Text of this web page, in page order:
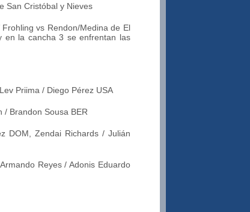
San Cristóbal y Nieves
vs Rendon/Medina de El
en la cancha 3 se enfrentan las
Priima / Diego Pérez USA
/ Brandon Sousa BER
DOM, Zendai Richards / Julián
Reyes / Adonis Eduardo